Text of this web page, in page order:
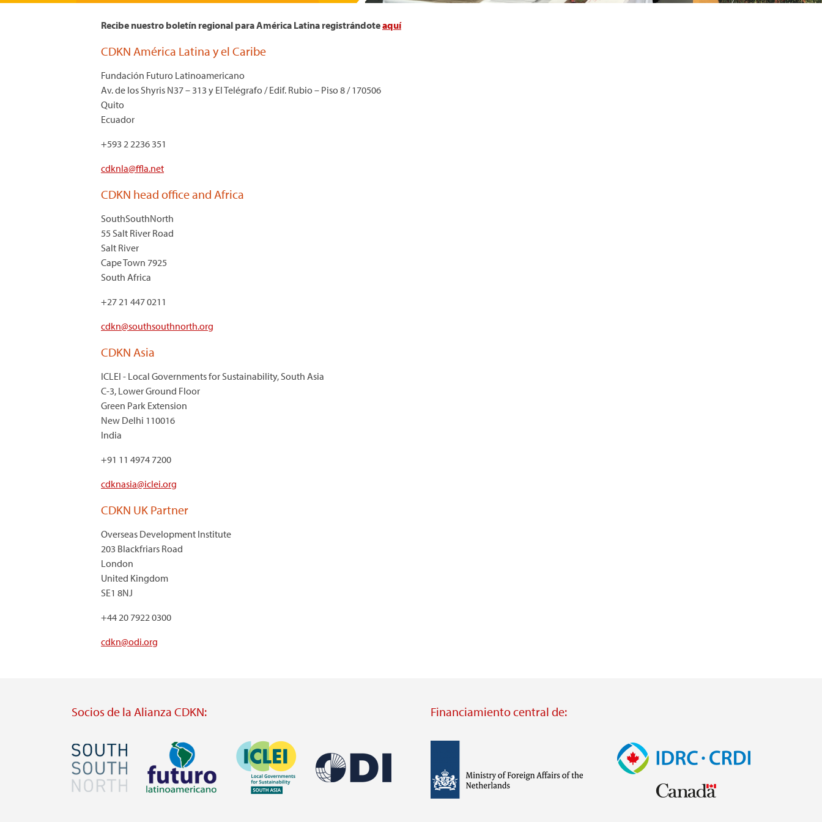
Recibe nuestro boletín regional para América Latina registrándoteaquí
CDKN América Latina y el Caribe
Fundación Futuro Latinoamericano
Av. de los Shyris N37 – 313 y El Telégrafo / Edif. Rubio – Piso 8 / 170506
Quito
Ecuador
+593 2 2236 351
cdknla@ffla.net
CDKN head office and Africa
SouthSouthNorth
55 Salt River Road
Salt River
Cape Town 7925
South Africa
+27 21 447 0211
cdkn@southsouthnorth.org
CDKN Asia
ICLEI - Local Governments for Sustainability, South Asia
C-3, Lower Ground Floor
Green Park Extension
New Delhi 110016
India
+91 11 4974 7200
cdknasia@iclei.org
CDKN UK Partner
Overseas Development Institute
203 Blackfriars Road
London
United Kingdom
SE1 8NJ
+44 20 7922 0300
cdkn@odi.org
Socios de la Alianza CDKN:
Imagen Imagen Imagen
Imagen
Financiamiento central de:
Imagen